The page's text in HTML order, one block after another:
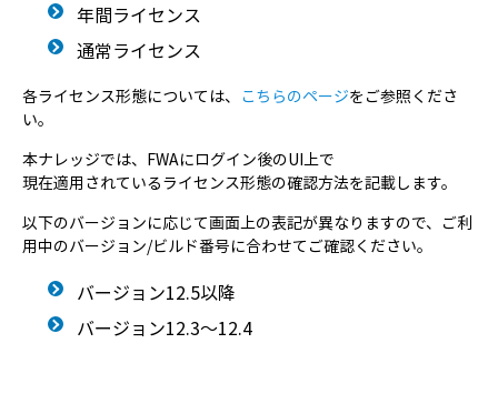
年間ライセンス
通常ライセンス
各ライセンス形態については、 こちらのページをご参照くださ
い。
本ナレッジでは、FWAにログイン後のUI上で
現在適用されているライセンス形態の確認方法を記載します。
以下のバージョンに応じて画面上の表記が異なりますので、ご利
用中のバージョン/ビルド番号に合わせてご確認ください。
バージョン12.5以降
バージョン12.3～12.4